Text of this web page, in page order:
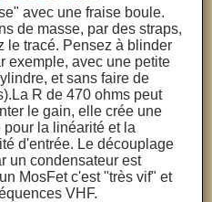
avec une fraise boule.
de masse, par des straps,
le tracé. Pensez à blinder
exemple, avec une petite
et sans faire de
R de 470 ohms peut
le gain, elle crée une
la linéarité et la
d'entrée. Le découplage
un condensateur est
MosFet c'est "très vif" et
VHF.